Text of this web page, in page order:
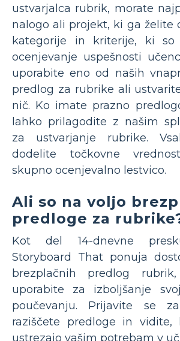
ustvarjalca rubrik, morate
nalogo ali projekt, ki ga želite
kategorije in kriterije, ki so
ocenjevanje uspešnosti
uporabite eno od naših
predlog za rubrike ali
nič. Ko imate prazno
lahko prilagodite z našim
za ustvarjanje rubrike.
dodelite točkovne
skupno ocenjevalno lestvico.
Ali so na voljo
predloge za
Kot del 14-dnevne
Storyboard That ponuja
brezplačnih predlog
uporabite za izboljšanje
poučevanju. Prijavite se
raziščete predloge in vidite,
ustrezajo vašim potrebam v